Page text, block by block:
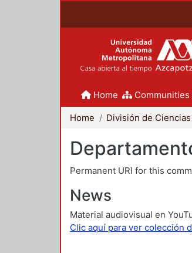
Home
Home
Permanent URI for this
News
Material audiovisual en
Clic aquí para ver colección